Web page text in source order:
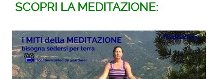
SCOPRI LA MEDITAZIONE: